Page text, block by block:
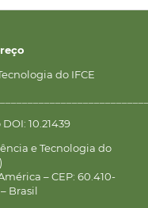
do IFCE
10.21439
e Tecnologia do
– CEP: 60.410-
Brasil